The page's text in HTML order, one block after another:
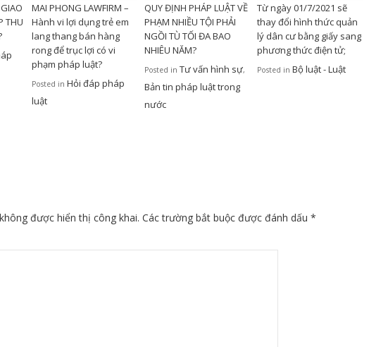
THU
MAI PHONG LAWFIRM –
Hành vi lợi dụng trẻ em
lang thang bán hàng
rong để trục lợi có vi
phạm pháp luật?
Posted in Hỏi đáp pháp
luật
QUY ĐỊNH PHÁP LUẬT VỀ
PHẠM NHIỀU TỘI PHẢI
NGỒI TÙ TỐI ĐA BAO
NHIÊU NĂM?
Posted in Tư vấn hình sự,
Bản tin pháp luật trong
nước
Từ ngày 01/7/2021 sẽ
thay đổi hình thức quản
lý dân cư bằng giấy sang
phương thức điện tử;
Posted in Bộ luật - Luật
được hiển thị công khai. Các trường bắt buộc được đánh dấu *